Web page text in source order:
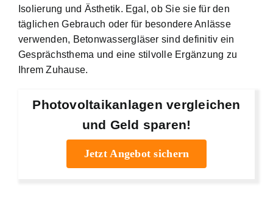
Isolierung und Ästhetik. Egal, ob Sie sie für den
täglichen Gebrauch oder für besondere Anlässe
verwenden, Betonwassergläser sind definitiv ein
Gesprächsthema und eine stilvolle Ergänzung zu
Ihrem Zuhause.
Photovoltaikanlagen vergleichen
und Geld sparen!
Jetzt Angebot sichern